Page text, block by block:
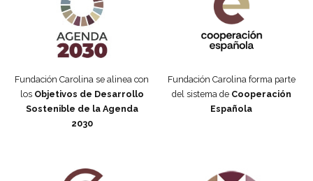
Fundación Carolina se alinea con
los Objetivos de Desarrollo
Sostenible de la Agenda
2030
Fundación Carolina forma parte
del sistema de Cooperación
Española